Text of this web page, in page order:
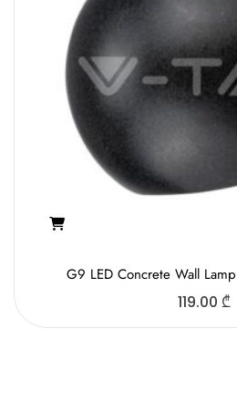
G9 LED Concrete Wall
119.00 ₾